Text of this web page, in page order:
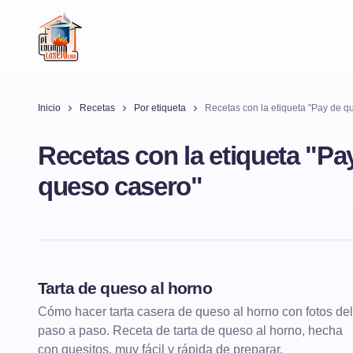
Inicio Recetas Por etiqueta Recetas con la etiqueta "Pay de
Recetas con la etiqueta
queso casero"
Tarta de queso al horno
Cómo hacer tarta casera de queso al horno con fotos del
paso a paso. Receta de tarta de queso al horno, hecha
con quesitos, muy fácil y rápida de preparar.